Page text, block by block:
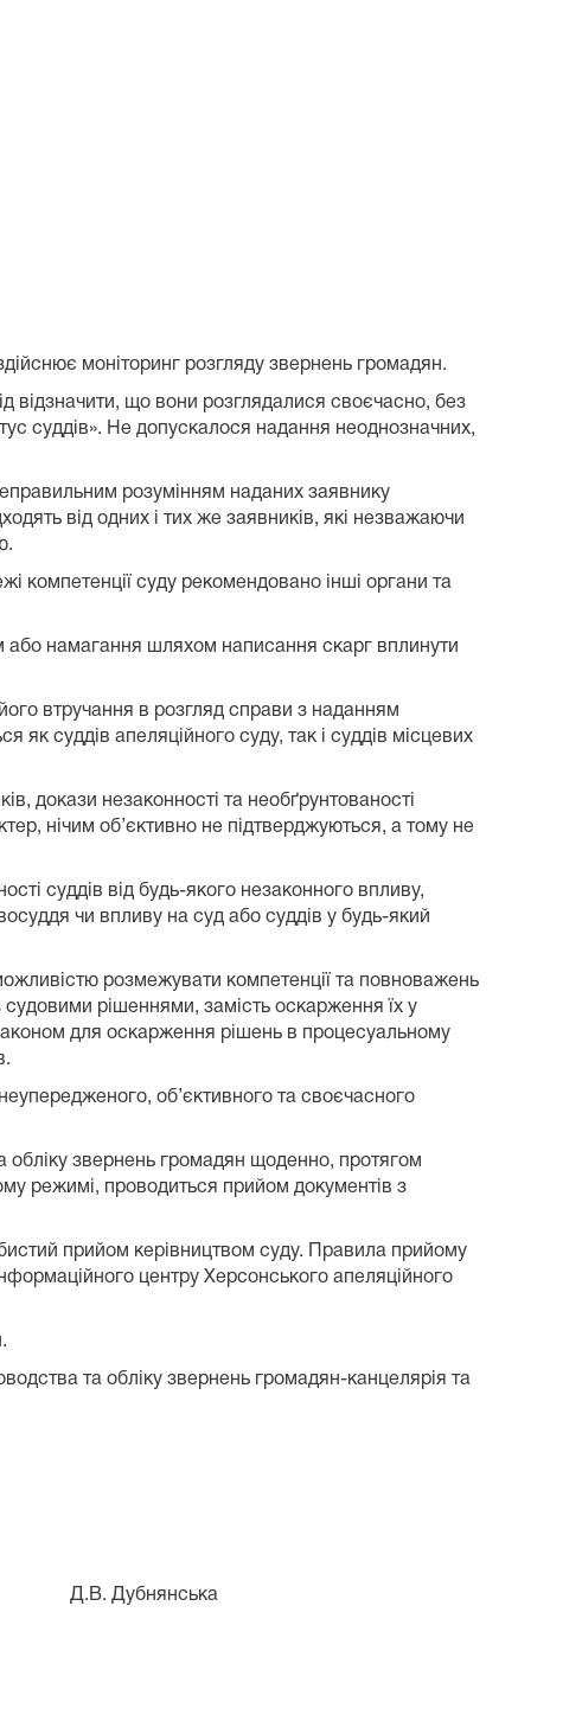
моніторинг розгляду звернень громадян.
відзначити, що вони розглядалися своєчасно, без
суддів». Не допускалося надання неоднозначних,
розумінням наданих заявнику
від одних і тих же заявників, які незважаючи
компетенції суду рекомендовано інші органи та
або намагання шляхом написання скарг вплинути
втручання в розгляд справи з наданням
як суддів апеляційного суду, так і суддів місцевих
докази незаконності та необґрунтованості
нічим об’єктивно не підтверджуються, а тому не
суддів від будь-якого незаконного впливу,
чи впливу на суд або суддів у будь-який
розмежувати компетенції та повноважень
рішеннями, замість оскарження їх у
для оскарження рішень в процесуальному
об’єктивного та своєчасного
обліку звернень громадян щоденно, протягом
режимі, проводиться прийом документів з
прийом керівництвом суду. Правила прийому
центру Херсонського апеляційного
та обліку звернень громадян-канцелярія та
обліку